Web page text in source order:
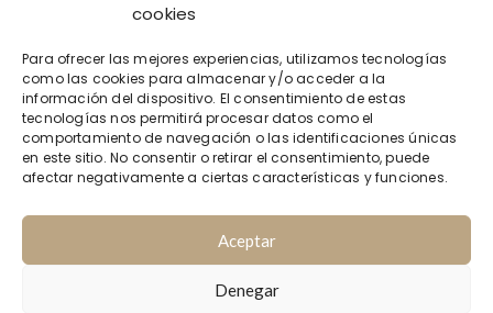
cookies
Para ofrecer las mejores experiencias, utilizamos tecnologías
como las cookies para almacenar y/o acceder a la
información del dispositivo. El consentimiento de estas
tecnologías nos permitirá procesar datos como el
comportamiento de navegación o las identificaciones únicas
en este sitio. No consentir o retirar el consentimiento, puede
afectar negativamente a ciertas características y funciones.
Aceptar
Denegar
971 31 35 21 / 628 629 737
Envíanos un mensaje
info@clinicadentalbustamante.es
Avda. Isidoro Macabich nº64 07800 IBIZA
Copyright 2025 - Clínica Dental Esther de Bustamante